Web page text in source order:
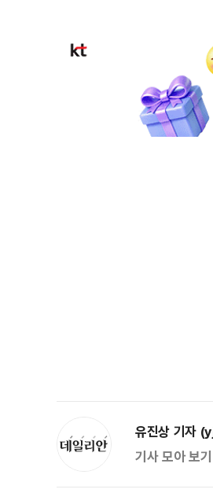
유진상 기자
기사 모아 보